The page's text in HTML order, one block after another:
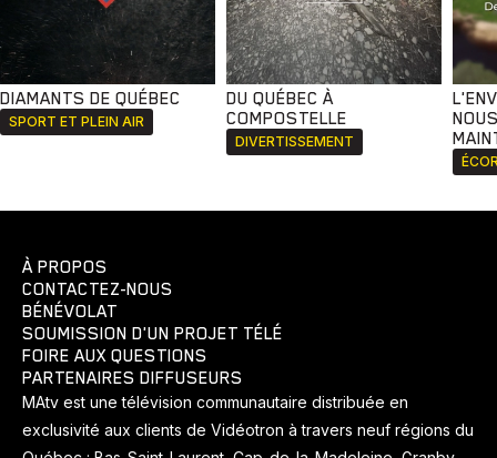
DIAMANTS DE QUÉBEC
SPORT ET PLEIN AIR
DU QUÉBEC À
COMPOSTELLE
DIVERTISSEMENT
À PROPOS
CONTACTEZ-NOUS
BÉNÉVOLAT
SOUMISSION D'UN PROJET TÉLÉ
FOIRE AUX QUESTIONS
PARTENAIRES DIFFUSEURS
MAtv est une télévision communautaire distribuée en
exclusivité aux clients de Vidéotron à travers neuf régions du